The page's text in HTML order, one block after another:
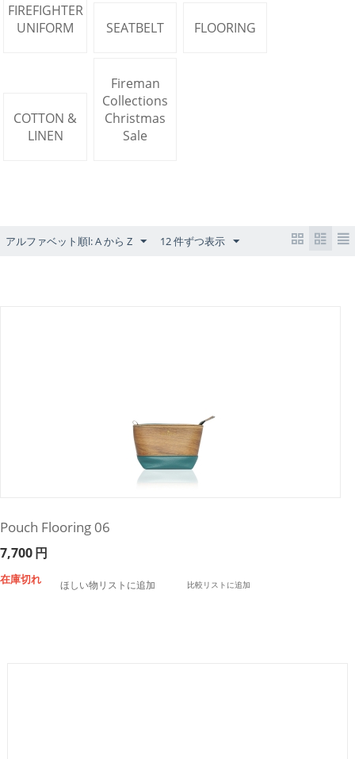
FIREFIGHTER
UNIFORM
SEATBELT FLOORING
COTTON &
LINEN
Fireman
Collections
Christmas
Sale
アルファベット順l: A から Z 12 件ずつ表示
Pouch Flooring 06
7,700円
在庫切れ ほしい物リストに追加 比較リストに追加